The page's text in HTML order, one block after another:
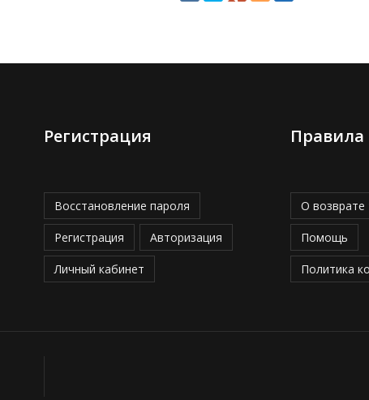
Регистрация
Восстановление пароля
Регистрация Авторизация
Личный кабинет
Правила
О возврате
Помощь
Политика